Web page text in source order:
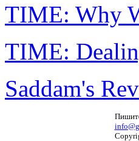
TIME: Why
TIME:
Saddam's